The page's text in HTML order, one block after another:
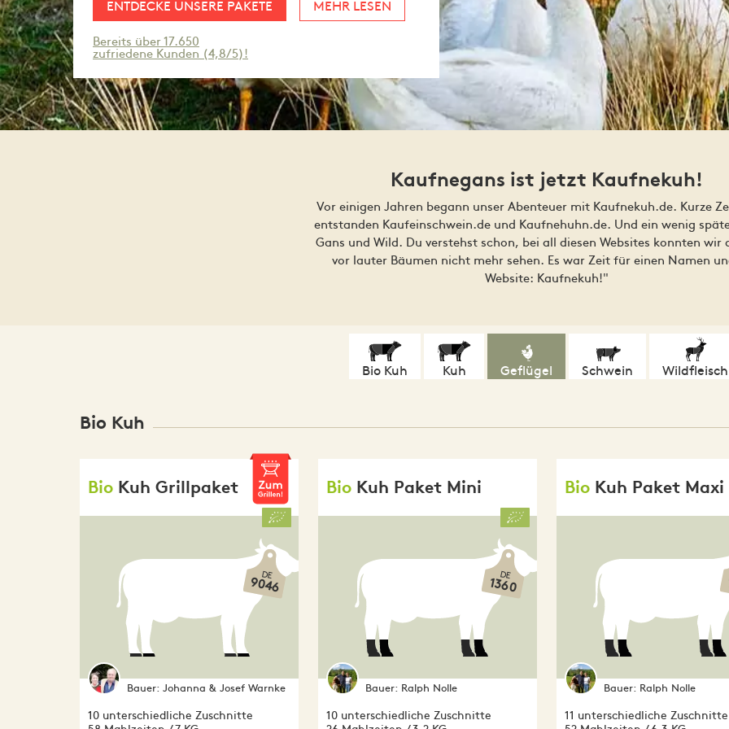
ENTDECKE UNSERE PAKETE MEHR LESEN
Bereits über 17.650
zufriedene Kunden (4,8/5)!
Kaufnegans ist jetzt Kaufnekuh!
Vor einigen Jahren begann unser Abenteuer mit Kaufnekuh.de. Kurze
entstanden Kaufeinschwein.de und Kaufnehuhn.de. Und ein wenig
Gans und Wild. Du verstehst schon, bei all diesen Websites konnten wir
vor lauter Bäumen nicht mehr sehen. Es war Zeit für einen Namen
Website: Kaufnekuh!"
Bio Kuh Kuh Geflügel Schwein Wildfleisch
Bio Kuh
Bio Kuh Grillpaket
DE
9046
Bauer: Johanna & Josef Warnke
10 unterschiedliche Zuschnitte
Bio Kuh Paket Mini
DE
1360
Bauer: Ralph Nolle
10 unterschiedliche Zuschnitte
Bio Kuh Paket Maxi
Bauer: Ralph Nolle
11 unterschiedliche Zuschnitte